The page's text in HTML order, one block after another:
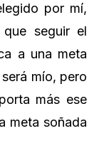
por mí,
seguir el
a una meta
mío, pero
más ese
meta soñada